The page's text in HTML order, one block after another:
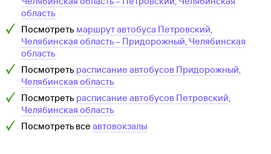
область
Посмотреть маршрут автобуса Петровский,
Челябинская область– Придорожный, Челябинская
область
Посмотреть расписание автобусов Придорожный,
Челябинская область
Посмотреть расписание автобусов Петровский,
Челябинская область
Посмотреть все автовокзалы